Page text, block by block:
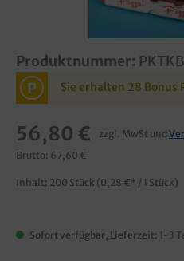
Produktnummer:
P Sie erhalten 28
56,80 € zzgl. MwSt und
Brutto: 67,60 €
Inhalt: 200 Stück (0,28 €* / 1 Stück)
Sofort verfügbar, Lieferzeit: 1-3